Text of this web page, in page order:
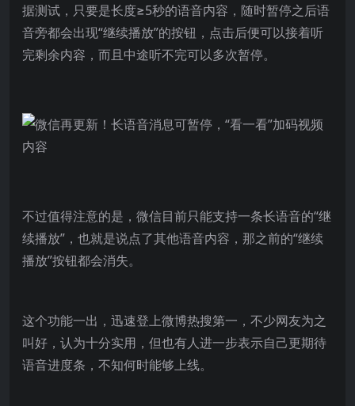
据测试，只要是长度≥5秒的语音内容，随时暂停之后语
音旁都会出现“继续播放”的按钮，点击后便可以接着听
完剩余内容，而且中途听不完可以多次暂停。
不过值得注意的是，微信目前只能支持一条长语音的“继
续播放”，也就是说点了其他语音内容，那之前的“继续
播放”按钮都会消失。
这个功能一出，迅速登上微博热搜第一，不少网友为之
叫好，认为十分实用，但也有人进一步表示自己更期待
语音进度条，不知何时能够上线。